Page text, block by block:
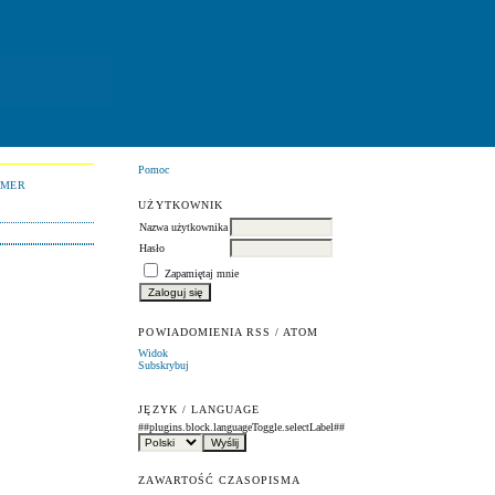
Pomoc
UŻYTKOWNIK
Nazwa użytkownika
Hasło
Zapamiętaj mnie
POWIADOMIENIA RSS / ATOM
Widok
Subskrybuj
JĘZYK / LANGUAGE
##plugins.block.languageToggle.selectLabel##
ZAWARTOŚĆ CZASOPISMA